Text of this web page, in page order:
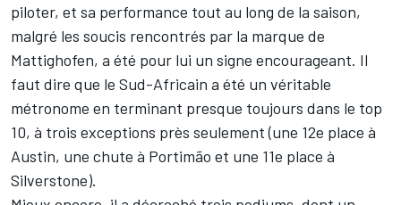
piloter, et sa performance tout au long de la saison,
malgré les soucis rencontrés par la marque de
Mattighofen, a été pour lui un signe encourageant. Il
faut dire que le Sud-Africain a été un véritable
métronome en terminant presque toujours dans le top
10, à trois exceptions près seulement (une 12e place à
Austin, une chute à Portimão et une 11e place à
Silverstone).